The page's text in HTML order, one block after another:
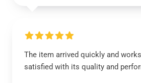
The item arrived quickly and
satisfied with its quality and